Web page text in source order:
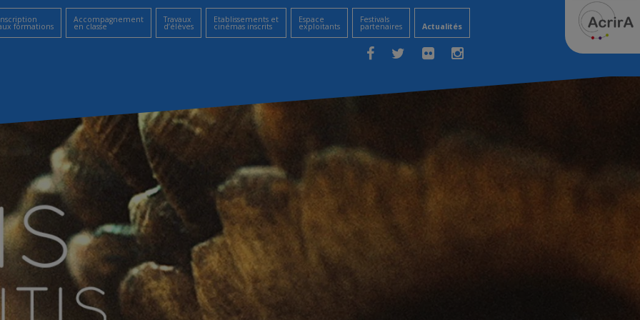
formations
Accompagnement
en classe
Travaux
d’élèves
Etablissements et
cinémas inscrits
Espace
exploitants
Festivals
partenaires Actualités